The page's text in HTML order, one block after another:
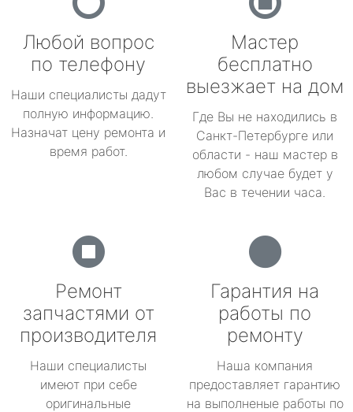
Любой вопрос
по телефону
Наши специалисты дадут
полную информацию.
Назначат цену ремонта и
время работ.
Мастер
бесплатно
выезжает на дом
Где Вы не находились в
Санкт-Петербурге или
области - наш мастер в
любом случае будет у
Вас в течении часа.
Ремонт
запчастями от
производителя
Наши специалисты
имеют при себе
оригинальные
Гарантия на
работы по
ремонту
Наша компания
предоставляет гарантию
на выполненые работы по